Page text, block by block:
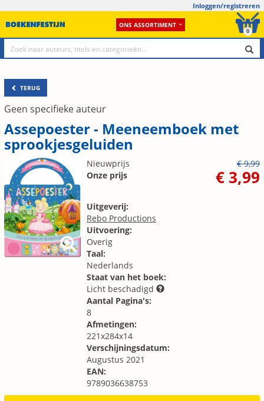
Inloggen/registreren
ONS ASSORTIMENT
0
TERUG
Geen specifieke auteur
Assepoester - Meeneemboek met
sprookjesgeluiden
Nieuwprijs
€ 9,99
Onze prijs
€ 3,99
Uitgeverij:
Rebo Productions
Uitvoering:
Overig
Taal:
Nederlands
Staat van het boek:
Licht beschadigd
Aantal Pagina's:
8
Afmetingen:
221x284x14
Verschijningsdatum:
Augustus 2021
EAN:
9789036638753